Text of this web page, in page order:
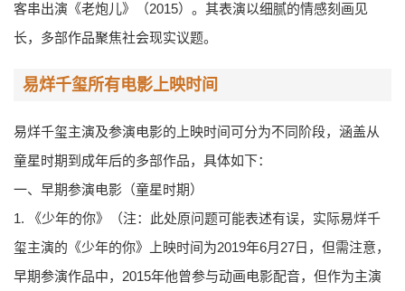
客串出演《老炮儿》（2015）。其表演以细腻的情感刻画见
长，多部作品聚焦社会现实议题。
易烊千玺所有电影上映时间
易烊千玺主演及参演电影的上映时间可分为不同阶段，涵盖从
童星时期到成年后的多部作品，具体如下：
一、早期参演电影（童星时期）
1. 《少年的你》（注：此处原问题可能表述有误，实际易烊千
玺主演的《少年的你》上映时间为2019年6月27日，但需注意，
早期参演作品中，2015年他曾参与动画电影配音，但作为主演